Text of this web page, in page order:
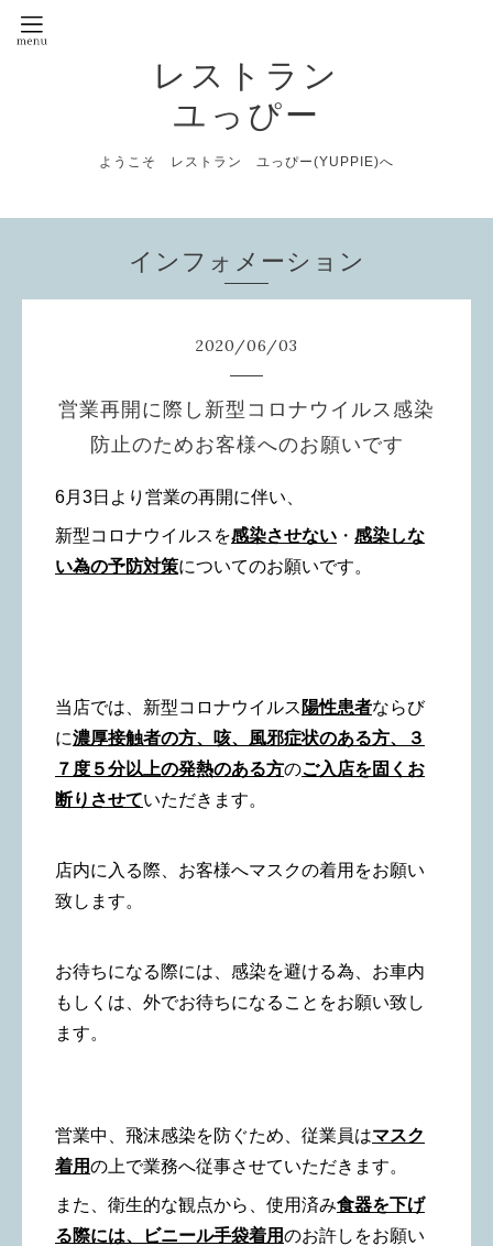
レストラン
ユっぴー
ようこそ レストラン ユっぴー(YUPPIE)へ
インフォメーション
2020/06/03
営業再開に際し新型コロナウイルス感染
防止のためお客様へのお願いです
6月3日より営業の再開に伴い、
新型コロナウイルスを感染させない ・ 感染しな
い為の予防対策についてのお願いです。
当店では、新型コロナウイルス 陽性患者ならび
に濃厚接触者の方、咳、風邪症状のある方、３
７度５分以上の発熱のある方のご入店を固くお
断りさせていただきます。
店内に入る際、お客様へマスクの着用をお願い
致します。
お待ちになる際には、感染を避ける為、お車内
もしくは、外でお待ちになることをお願い致し
ます。
営業中、飛沫感染を防ぐため、従業員はマスク
着用の上で業務へ従事させていただきます。
また、衛生的な観点から、使用済み食器を下げ
る際には、
ビニール手袋着用のお許しをお願い